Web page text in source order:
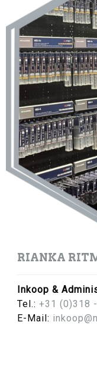
RIANKA
Inkoop &
Tel.: +31 (0)318
E-Mail: